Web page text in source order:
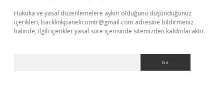
Hukuka ve yasal düzenlemelere aykırı olduğunu düşündüğünüz
içerikleri, backlinkpanelicomtr@gmail.com adresine bildirmeniz
halinde, ilgili içerikler yasal süre içerisinde sitemizden kaldırılacaktır.